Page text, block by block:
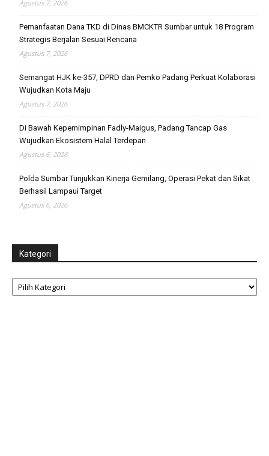
Agustus 7, 2026
Pemanfaatan Dana TKD di Dinas BMCKTR Sumbar untuk 18 Program
Strategis Berjalan Sesuai Rencana
Agustus 7, 2026
Semangat HJK ke-357, DPRD dan Pemko Padang Perkuat Kolaborasi
Wujudkan Kota Maju
Agustus 7, 2026
Di Bawah Kepemimpinan Fadly-Maigus, Padang Tancap Gas
Wujudkan Ekosistem Halal Terdepan
Agustus 6, 2026
Polda Sumbar Tunjukkan Kinerja Gemilang, Operasi Pekat dan Sikat
Berhasil Lampaui Target
Agustus 6, 2026
Kategori
Kategori